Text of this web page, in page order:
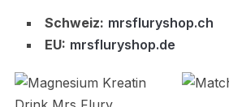
Schweiz: mrsfluryshop.ch
EU: mrsfluryshop.de